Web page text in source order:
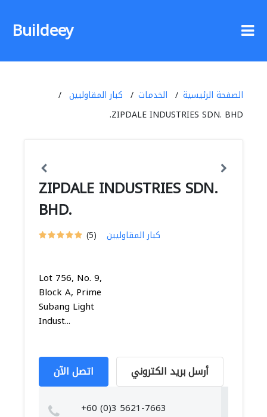
Buildeey
الصفحة الرئيسية الخدمات
كبار المقاوليين
ZIPDALE INDUSTRIES SDN. BHD.
ZIPDALE INDUSTRIES SDN.
BHD.
(5) كبار المقاوليين
Lot 756, No. 9,
Block A, Prime
Subang Light
Indust...
اتصل الآن أرسل بريد الكتروني
+60 (0)3 5621-7663